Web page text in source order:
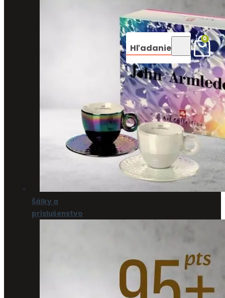
Šálky a
príslušenstvo
Hľadanie
0